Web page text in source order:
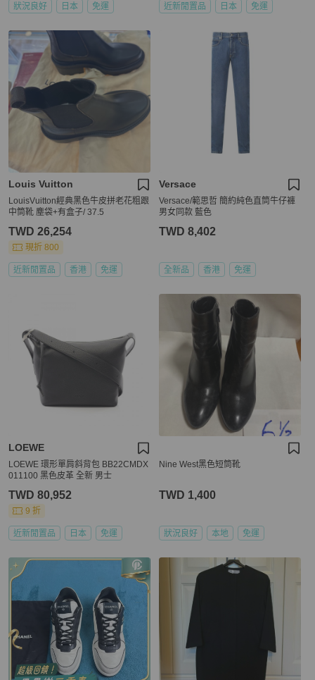
狀況良好 日本 免運 近新閒置品 日本 免運
Louis Vuitton
LouisVuitton經典黑色牛皮拼老花粗跟
中筒靴 塵袋+有盒子/ 37.5
TWD 26,254
現折 800
近新閒置品 香港 免運
Versace
Versace/範思哲 簡約純色直筒牛仔褲
男女同款 藍色
TWD 8,402
全新品 香港 免運
LOEWE
LOEWE 環形單肩斜背包 BB22CMDX
011100 黑色皮革 全新 男士
TWD 80,952
9 折
近新閒置品 日本 免運
Nine West黑色短筒靴
TWD 1,400
狀況良好 本地 免運